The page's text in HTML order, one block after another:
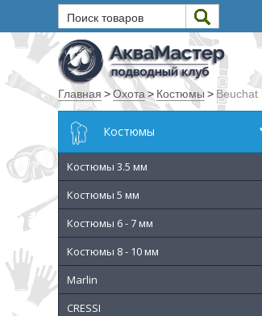
Поиск товаров
Текст
Искать
Любое из слов
Все слова
Точное совпадение
Категории
Производитель
Главная >Охота > Костюмы > Beuchat
Костюмы
Костюмы 3.5 мм
Костюмы 5 мм
Костюмы 6 - 7 мм
Костюмы 8 - 10 мм
Marlin
CRESSI